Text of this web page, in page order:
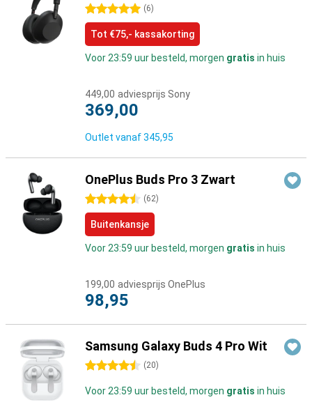
5 sterren (6)
Tot €75,- kassakorting
Voor 23:59 uur besteld, morgen gratis in huis
449,00 adviesprijs Sony
369,00
Outlet vanaf345,95
OnePlus Buds Pro 3 Zwart
4.5 sterren (62)
Buitenkansje
Voor 23:59 uur besteld, morgen gratis in huis
199,00 adviesprijs OnePlus
98,95
Samsung Galaxy Buds 4 Pro Wit
4.5 sterren (20)
Voor 23:59 uur besteld, morgen gratis in huis